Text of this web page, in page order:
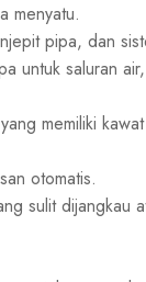
menyatu.
pipa, dan
untuk saluran
memiliki
otomatis.
sulit dijangkau